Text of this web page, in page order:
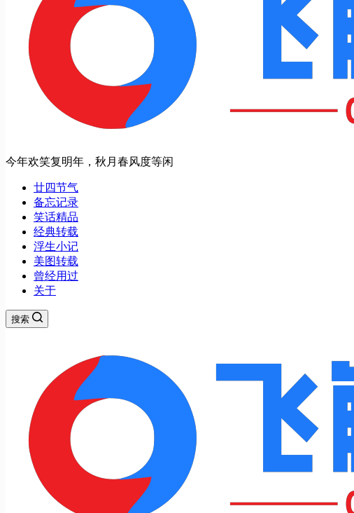
今年欢笑复明年，秋月春风度等闲
廿四节气
备忘记录
笑话精品
经典转载
浮生小记
美图转载
曾经用过
关于
搜索